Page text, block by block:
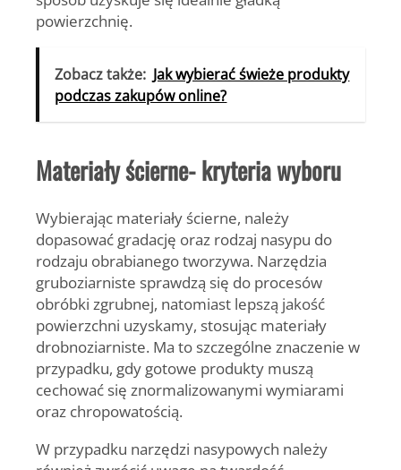
powierzchnię.
Zobacz także: Jak wybierać świeże produkty
podczas zakupów online?
Materiały ścierne- kryteria wyboru
Wybierając materiały ścierne, należy
dopasować gradację oraz rodzaj nasypu do
rodzaju obrabianego tworzywa. Narzędzia
gruboziarniste sprawdzą się do procesów
obróbki zgrubnej, natomiast lepszą jakość
powierzchni uzyskamy, stosując materiały
drobnoziarniste. Ma to szczególne znaczenie w
przypadku, gdy gotowe produkty muszą
cechować się znormalizowanymi wymiarami
oraz chropowatością.
W przypadku narzędzi nasypowych należy